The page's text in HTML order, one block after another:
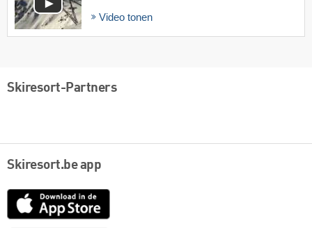
Video tonen
Skiresort-Partners
Skiresort.be app
App